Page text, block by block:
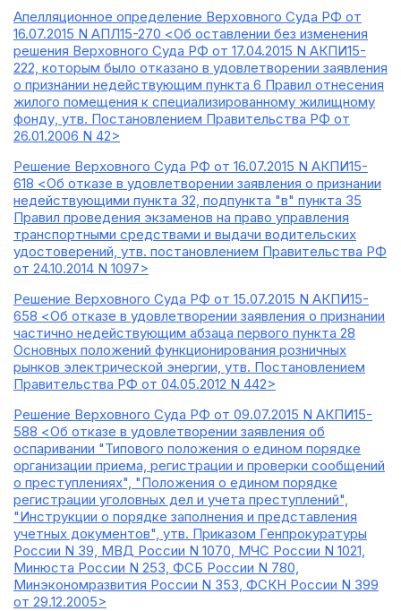
Апелляционное определение Верховного Суда РФ от
16.07.2015 N АПЛ15-270 <Об оставлении без изменения
решения Верховного Суда РФ от 17.04.2015 N АКПИ15-
222, которым было отказано в удовлетворении заявления
о признании недействующим пункта 6 Правил отнесения
жилого помещения к специализированному жилищному
фонду, утв. Постановлением Правительства РФ от
26.01.2006 N 42>
Решение Верховного Суда РФ от 16.07.2015 N АКПИ15-
618 <Об отказе в удовлетворении заявления о признании
недействующими пункта 32, подпункта "в" пункта 35
Правил проведения экзаменов на право управления
транспортными средствами и выдачи водительских
удостоверений, утв. постановлением Правительства РФ
от 24.10.2014 N 1097>
Решение Верховного Суда РФ от 15.07.2015 N АКПИ15-
658 <Об отказе в удовлетворении заявления о признании
частично недействующим абзаца первого пункта 28
Основных положений функционирования розничных
рынков электрической энергии, утв. Постановлением
Правительства РФ от 04.05.2012 N 442>
Решение Верховного Суда РФ от 09.07.2015 N АКПИ15-
588 <Об отказе в удовлетворении заявления об
оспаривании "Типового положения о едином порядке
организации приема, регистрации и проверки сообщений
о преступлениях", "Положения о едином порядке
регистрации уголовных дел и учета преступлений",
"Инструкции о порядке заполнения и представления
учетных документов", утв. Приказом Генпрокуратуры
России N 39, МВД России N 1070, МЧС России N 1021,
Минюста России N 253, ФСБ России N 780,
Минэкономразвития России N 353, ФСКН России N 399
от 29.12.2005>